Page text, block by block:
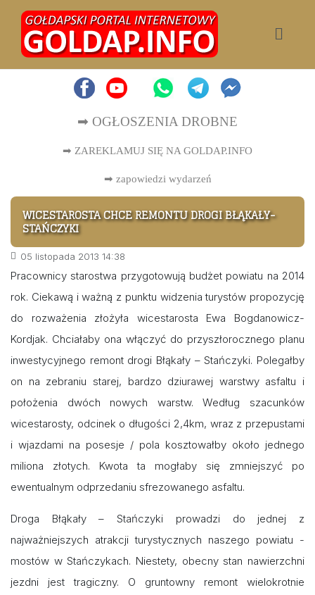
➡ OGŁOSZENIA DROBNE
➡ ZAREKLAMUJ SIĘ NA GOLDAP.INFO
➡ zapowiedzi wydarzeń
WICESTAROSTA CHCE REMONTU DROGI BŁĄKAŁY-
STAŃCZYKI
05 listopada 2013 14:38
Pracownicy starostwa przygotowują budżet powiatu na 2014
rok. Ciekawą i ważną z punktu widzenia turystów propozycję
do rozważenia złożyła wicestarosta Ewa Bogdanowicz-
Kordjak. Chciałaby ona włączyć do przyszłorocznego planu
inwestycyjnego remont drogi Błąkały – Stańczyki. Polegałby
on na zebraniu starej, bardzo dziurawej warstwy asfaltu i
położenia dwóch nowych warstw. Według szacunków
wicestarosty, odcinek o długości 2,4km, wraz z przepustami
i wjazdami na posesje / pola kosztowałby około jednego
miliona złotych. Kwota ta mogłaby się zmniejszyć po
ewentualnym odprzedaniu sfrezowanego asfaltu.
Droga Błąkały – Stańczyki prowadzi do jednej z
najważniejszych atrakcji turystycznych naszego powiatu -
mostów w Stańczykach. Niestety, obecny stan nawierzchni
jezdni jest tragiczny. O gruntowny remont wielokrotnie